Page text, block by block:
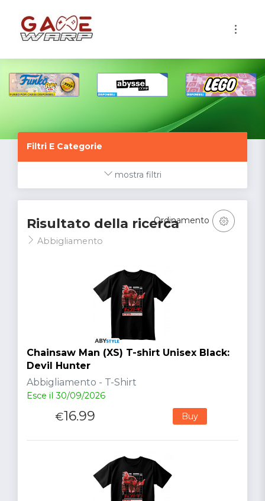
Filtri E Categorie
mostra filtri
Risultato della ricerca
Abbigliamento
Ordinamento
Chainsaw Man (XS) T-shirt Unisex Black:
Devil Hunter
Abbigliamento - T-Shirt
Esce il 30/09/2026
€16.99 Buy